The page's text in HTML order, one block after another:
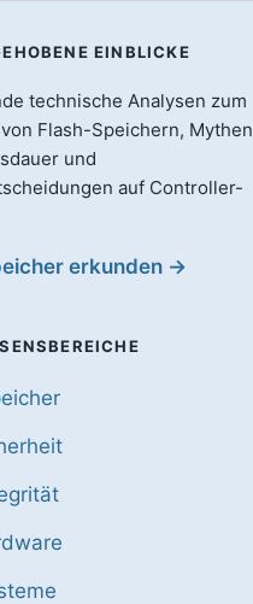
EINBLICKE
technische Analysen zum
Flash-Speichern, Mythen
und
auf Controller-
erkunden →